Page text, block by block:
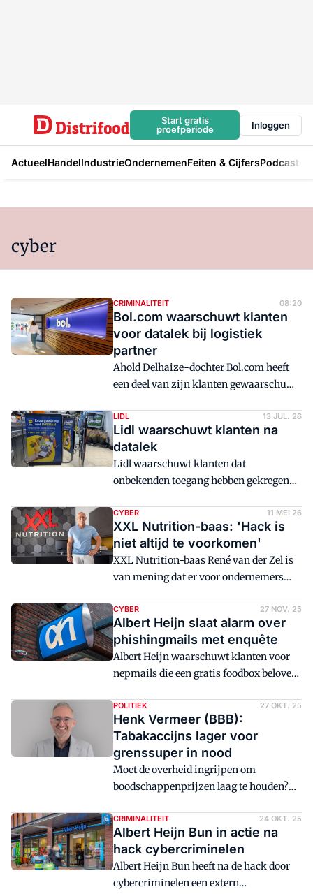
Start gratis
proefperiode
Inloggen
ActueelHandelIndustrieOndernemenFeiten & CijfersPodcast
cyber
CRIMINALITEIT 08:20
Bol.com waarschuwt klanten
voor datalek bij logistiek
partner
Ahold Delhaize-dochter Bol.com heeft
een deel van zijn klanten gewaarschuwd
mogelijk bij hackers terecht zijn
gekomen.
LIDL 13 JUL. 26
Lidl waarschuwt klanten na
datalek
Lidl waarschuwt klanten dat
onbekenden toegang hebben gekregen
CYBER 11 MEI 26
XXL Nutrition-baas: 'Hack is
niet altijd te voorkomen'
XXL Nutrition-baas René van der Zel is
van mening dat er voor ondernemers
hack door cybercriminelen.
CYBER 27 NOV. 25
Albert Heijn slaat alarm over
phishingmails met enquête
Albert Heijn waarschuwt klanten voor
nepmails die een gratis foodbox beloven.
dat oplichters hun creditcardgegevens
buitmaken.
POLITIEK 27 OKT. 25
Henk Vermeer (BBB):
Tabakaccijns lager voor
grenssuper in nood
Moet de overheid ingrijpen om
boodschappenprijzen laag te houden?
worden sneller stappen te maken op het
gebied van duurzaamheid? En moet
inkopen in het buitenland makkelijker
worden? Distrifood vraagt in de aanloop
naar de Tweede Kamerverkiezingen
CRIMINALITEIT 24 OKT. 25
Albert Heijn Bun in actie na
hack cybercriminelen
Albert Heijn Bun heeft na de hack door
cybercriminelen een extern